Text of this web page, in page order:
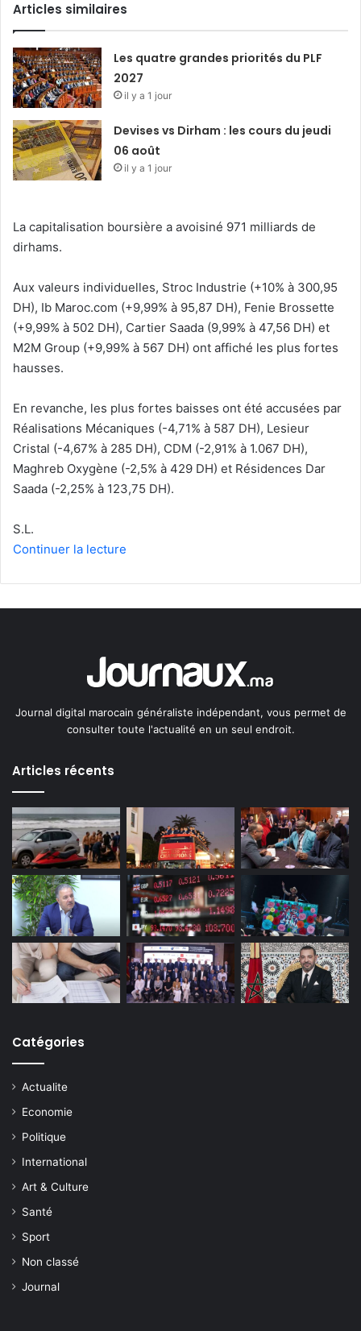
Articles similaires
Les quatre grandes priorités du PLF
2027
il y a 1 jour
Devises vs Dirham : les cours du jeudi
06 août
il y a 1 jour
La capitalisation boursière a avoisiné 971 milliards de
dirhams.
Aux valeurs individuelles, Stroc Industrie (+10% à 300,95
DH), Ib Maroc.com (+9,99% à 95,87 DH), Fenie Brossette
(+9,99% à 502 DH), Cartier Saada (9,99% à 47,56 DH) et
M2M Group (+9,99% à 567 DH) ont affiché les plus fortes
hausses.
En revanche, les plus fortes baisses ont été accusées par
Réalisations Mécaniques (-4,71% à 587 DH), Lesieur
Cristal (-4,67% à 285 DH), CDM (-2,91% à 1.067 DH),
Maghreb Oxygène (-2,5% à 429 DH) et Résidences Dar
Saada (-2,25% à 123,75 DH).
S.L.
Continuer la lecture
Journal digital marocain généraliste indépendant, vous permet de
consulter toute l'actualité en un seul endroit.
Articles récents
Catégories
Actualite
Economie
Politique
International
Art & Culture
Santé
Sport
Non classé
Journal